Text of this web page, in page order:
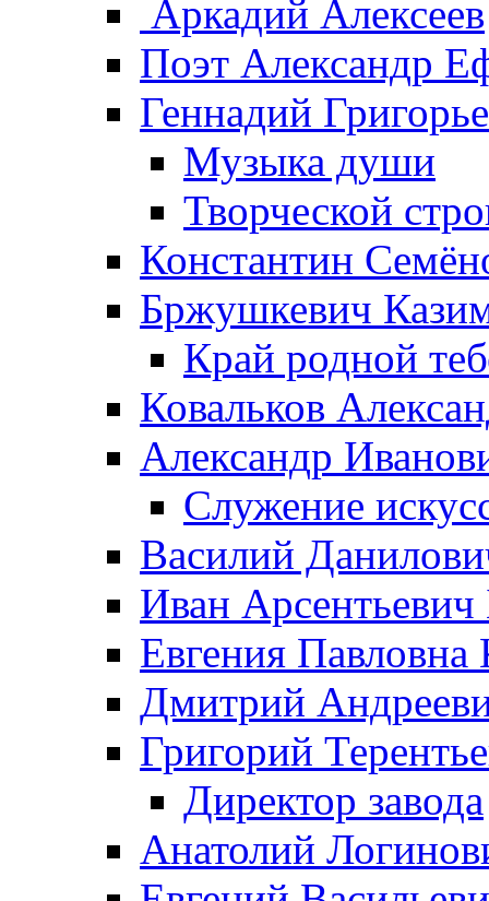
Аркадий Алексеев
Поэт Александр
Геннадий
Музыка души
Творческой
Константин
Бржушкевич
Край родной
Ковальков
Александр
Служение
Василий
Иван
Евгения Павловна
Дмитрий
Григорий
Директор завода
Анатолий